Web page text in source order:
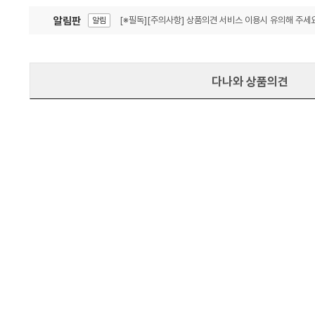
알림판 알림 [※필독][주의사항] 상품의견 서비스 이용시 유의해 주세
다나와 상품의견